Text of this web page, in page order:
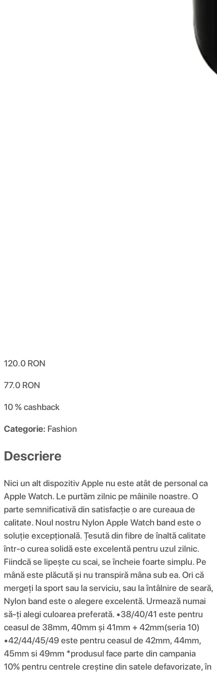
120.0 RON
77.0 RON
10 %cashback
Categorie: Fashion
Descriere
Nici un alt dispozitiv Apple nu este atât de personal ca
Apple Watch. Le purtăm zilnic pe mâinile noastre. O
parte semnificativă din satisfacție o are cureaua de
calitate. Noul nostru Nylon Apple Watch band este o
soluție excepțională. Țesută din fibre de înaltă calitate
într-o curea solidă este excelentă pentru uzul zilnic.
Fiindcă se lipește cu scai, se încheie foarte simplu. Pe
mână este plăcută și nu transpiră mâna sub ea. Ori că
mergeți la sport sau la serviciu, sau la întâlnire de seară,
Nylon band este o alegere excelentă. Urmează numai
să-ți alegi culoarea preferată. •38/40/41 este pentru
ceasul de 38mm, 40mm și 41mm + 42mm(seria 10)
•42/44/45/49 este pentru ceasul de 42mm, 44mm,
45mm si 49mm *produsul face parte din campania
10% pentru centrele creștine din satele defavorizate, în